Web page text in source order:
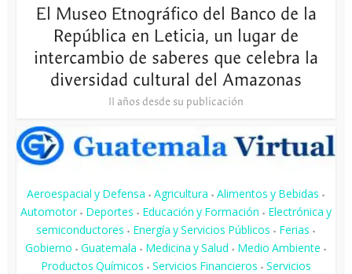
El Museo Etnográfico del Banco de la
República en Leticia, un lugar de
intercambio de saberes que celebra la
diversidad cultural del Amazonas
11 años desde su publicación
Aeroespacial y Defensa • Agricultura • Alimentos y Bebidas •
Automotor • Deportes • Educación y Formación • Electrónica y
semiconductores • Energía y Servicios Públicos • Ferias •
Gobierno • Guatemala • Medicina y Salud • Medio Ambiente •
Productos Químicos • Servicios Financieros • Servicios